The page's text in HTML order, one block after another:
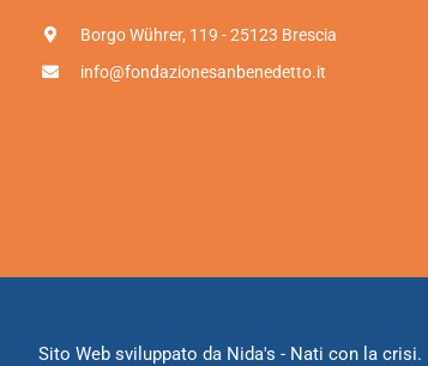
Borgo Wührer, 119 - 25123 Brescia
info@fondazionesanbenedetto.it
Sito Web sviluppato da Nida's - Nati con la crisi.